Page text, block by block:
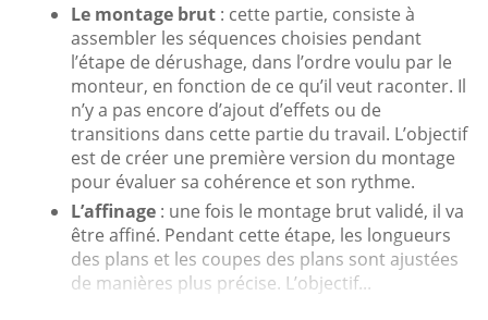
Le montage brut : cette partie, consiste à
assembler les séquences choisies pendant
l’étape de dérushage, dans l’ordre voulu par le
monteur, en fonction de ce qu’il veut raconter. Il
n’y a pas encore d’ajout d’effets ou de
transitions dans cette partie du travail. L’objectif
est de créer une première version du montage
pour évaluer sa cohérence et son rythme.
L’affinage : une fois le montage brut validé, il va
être affiné. Pendant cette étape, les longueurs
des plans et les coupes des plans sont ajustées
de manières plus précise. L’objectif...